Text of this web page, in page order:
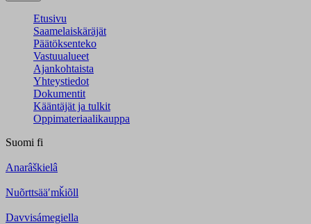
Etusivu
Saamelaiskäräjät
Päätöksenteko
Vastuualueet
Ajankohtaista
Yhteystiedot
Dokumentit
Kääntäjät ja tulkit
Oppimateriaalikauppa
Suomi fi
Anarâškielâ
Nuõrttsääʹmǩiõll
Davvisámegiella